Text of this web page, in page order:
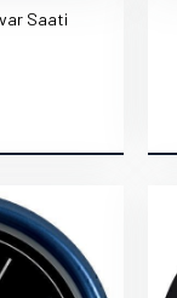
Saati